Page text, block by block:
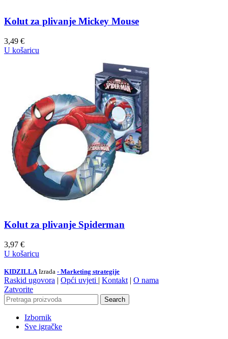
Kolut za plivanje Mickey Mouse
3,49 €
U košaricu
Kolut za plivanje Spiderman
3,97 €
U košaricu
KIDZILLA Izrada - Marketing strategije
Raskid ugovora | Opći uvjeti | Kontakt | O nama
Zatvorite
Search
Izbornik
Sve igračke